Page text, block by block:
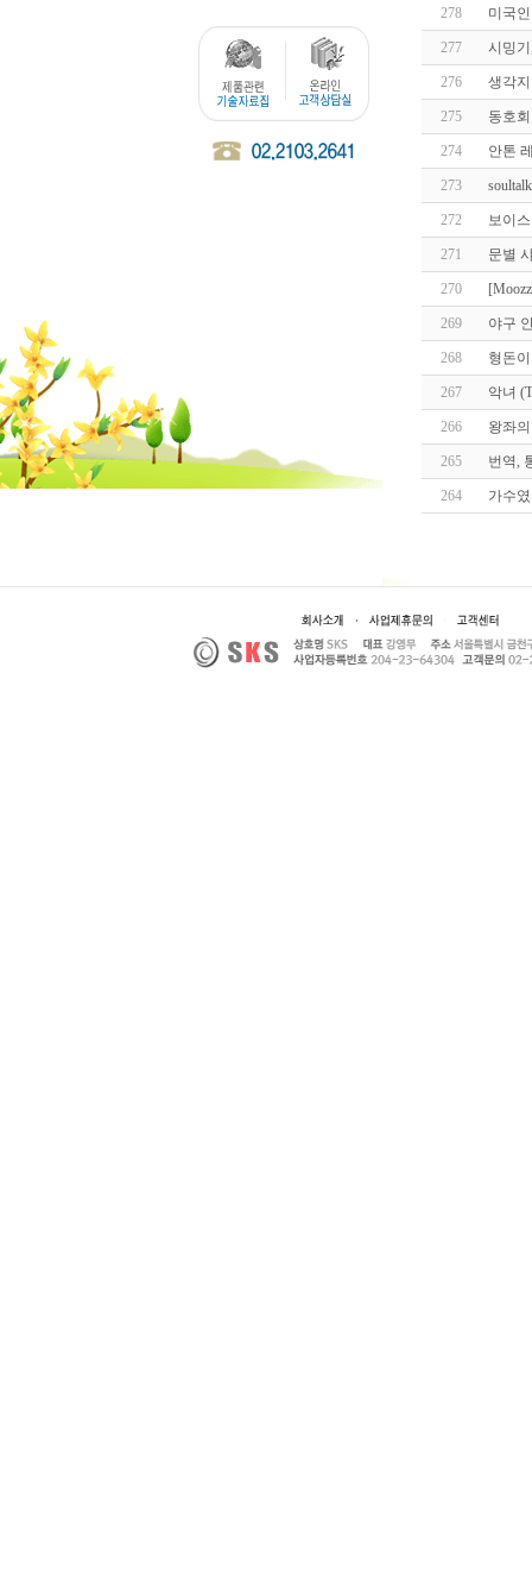
278 미국
277 시밍
276 생각
275 동호
274 안톤
273
272 보이
271 문별
270
269 야구
268 형돈
267 악녀
266 왕좌
265 번역,
264 가수